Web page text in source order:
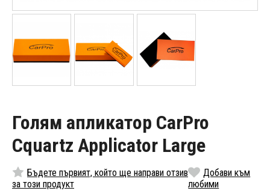
Голям апликатор CarPro
Cquartz Applicator Large
Бъдете първият, който ще направи отзив
за този продукт
Добави към
любими